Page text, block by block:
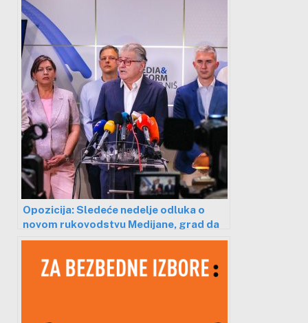
Opozicija: Sledeće nedelje odluka o
novom rukovodstvu Medijane, grad da
uspori sa “fajront tenderima”